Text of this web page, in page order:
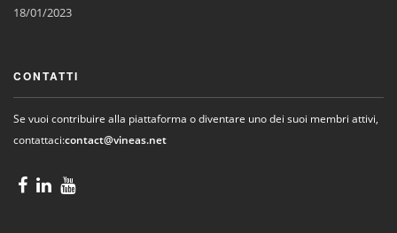
18/01/2023
CONTATTI
Se vuoi contribuire alla piattaforma o diventare uno dei suoi membri attivi,
contattaci:contact@vineas.net